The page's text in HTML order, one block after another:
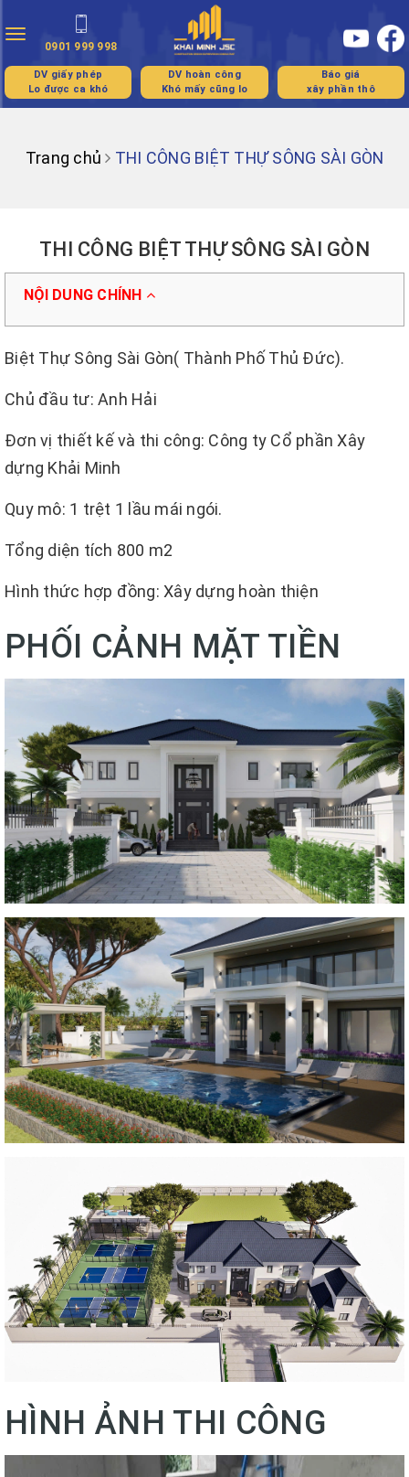
Toggle
navigation
0901 999 998
DV giấy phép
Lo được ca khó
DV hoàn công
Khó mấy cũng lo
Báo giá
xây phần thô
Trang chủ THI CÔNG BIỆT THỰ SÔNG SÀI GÒN
THI CÔNG BIỆT THỰ SÔNG SÀI GÒN
NỘI DUNG CHÍNH
Biệt Thự Sông Sài Gòn( Thành Phố Thủ Đức).
Chủ đầu tư: Anh Hải
Đơn vị thiết kế và thi công: Công ty Cổ phần Xây
dựng Khải Minh
Quy mô: 1 trệt 1 lầu mái ngói.
Tổng diện tích 800 m2
Hình thức hợp đồng: Xây dựng hoàn thiện
PHỐI CẢNH MẶT TIỀN
HÌNH ẢNH THI CÔNG